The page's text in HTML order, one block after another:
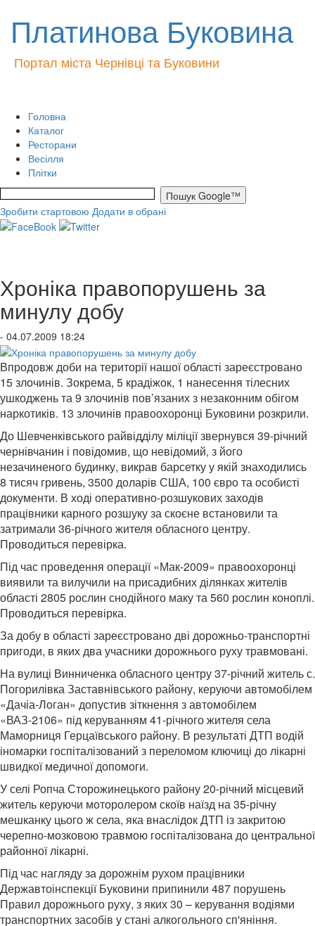
Платинова Буковина
Портал міста Чернівці та Буковини
Головна
Каталог
Ресторани
Весілля
Плітки
Зробити стартовою Додати в обрані
Хроніка правопорушень за
минулу добу
- 04.07.2009 18:24
Впродовж доби на території нашої області зареєстровано
15 злочинів. Зокрема, 5 крадіжок, 1 нанесення тілесних
ушкоджень та 9 злочинів пов’язаних з незаконним обігом
наркотиків. 13 злочинів правоохоронці Буковини розкрили.
До Шевченківського райвідділу міліції звернувся 39-річний
чернівчанин і повідомив, що невідомий, з його
незачиненого будинку, викрав барсетку у якій знаходились
8 тисяч гривень, 3500 доларів США, 100 євро та особисті
документи. В ході оперативно-розшукових заходів
працівники карного розшуку за скоєне встановили та
затримали 36-річного жителя обласного центру.
Проводиться перевірка.
Під час проведення операції «Мак-2009» правоохоронці
виявили та вилучили на присадибних ділянках жителів
області 2805 рослин снодійного маку та 560 рослин коноплі.
Проводиться перевірка.
За добу в області зареєстровано дві дорожньо-транспортні
пригоди, в яких два учасники дорожнього руху травмовані.
На вулиці Винниченка обласного центру 37-річний житель с.
Погорилівка Заставнівського району, керуючи автомобілем
«Дачіа-Логан» допустив зіткнення з автомобілем
«ВАЗ-2106» під керуванням 41-річного жителя села
Маморниця Герцаївського району. В результаті ДТП водій
іномарки госпіталізований з переломом ключиці до лікарні
швидкої медичної допомоги.
У селі Ропча Сторожинецького району 20-річний місцевий
житель керуючи моторолером скоїв наїзд на 35-річну
мешканку цього ж села, яка внаслідок ДТП із закритою
черепно-мозковою травмою госпіталізована до центральної
районної лікарні.
Під час нагляду за дорожнім рухом працівники
Державтоінспекції Буковини припинили 487 порушень
Правил дорожнього руху, з яких 30 – керування водіями
транспортних засобів у стані алкогольного сп'яніння.